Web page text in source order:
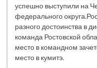
успешно выступили на
федерального
разного достоинства в
команда Ростовской
место в командном
место в кумитэ.